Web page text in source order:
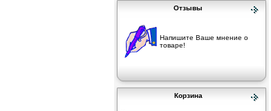
Отзывы
Напишите Ваше мнение о
товаре!
Корзина